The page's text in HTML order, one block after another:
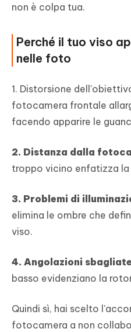
non è colpa tua.
Perché il tuo viso
nelle foto
1. Distorsione
fotocamera frontale
facendo apparire le
2. Distanza dalla
troppo vicino enfatizza la
3. Problemi di
elimina le ombre che
viso.
4. Angolazioni sbagliate
basso evidenziano la
Quindi sì, hai scelto
fotocamera a non